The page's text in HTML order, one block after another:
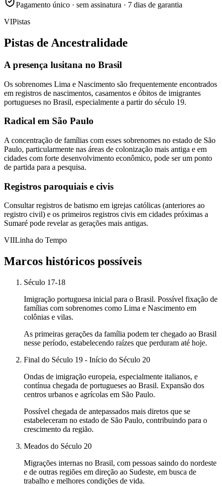
Pagamento único · sem assinatura · 7 dias de garantia
VIPistas
Pistas de Ancestralidade
A presença lusitana no Brasil
Os sobrenomes Lima e Nascimento são frequentemente encontrados
em registros de nascimentos, casamentos e óbitos de imigrantes
portugueses no Brasil, especialmente a partir do século 19.
Radical em São Paulo
A concentração de famílias com esses sobrenomes no estado de São
Paulo, particularmente nas áreas de colonização mais antiga e em
cidades com forte desenvolvimento econômico, pode ser um ponto
de partida para a pesquisa.
Registros paroquiais e civis
Consultar registros de batismo em igrejas católicas (anteriores ao
registro civil) e os primeiros registros civis em cidades próximas a
Sumaré pode revelar as gerações mais antigas.
VIILinha do Tempo
Marcos históricos possíveis
Século 17-18
Imigração portuguesa inicial para o Brasil. Possível fixação de
famílias com sobrenomes como Lima e Nascimento em
colônias e vilas.
As primeiras gerações da família podem ter chegado ao Brasil
nesse período, estabelecendo raízes que perduram até hoje.
Final do Século 19 - Início do Século 20
Ondas de imigração europeia, especialmente italianos, e
contínua chegada de portugueses ao Brasil. Expansão dos
centros urbanos e agrícolas em São Paulo.
Possível chegada de antepassados mais diretos que se
estabeleceram no estado de São Paulo, contribuindo para o
crescimento da região.
Meados do Século 20
Migrações internas no Brasil, com pessoas saindo do nordeste
e de outras regiões em direção ao Sudeste, em busca de
trabalho e melhores condições de vida.